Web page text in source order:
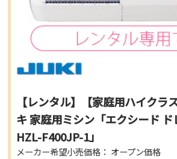
【レンタル】【家庭用ハイクラ
キ 家庭用ミシン「エクシード ド
HZL-F400JP-1」
メーカー希望小売価格： オープン価格